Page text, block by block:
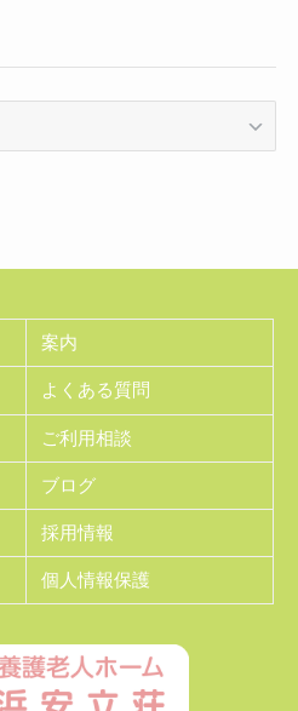
案内
よくある質問
ご利用相談
ブログ
採用情報
個人情報保護